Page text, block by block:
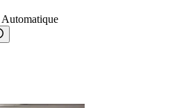
Automatique